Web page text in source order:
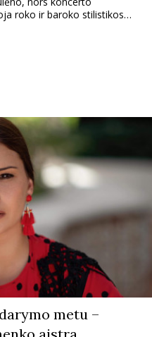
roko ir baroko stilistikos
metu –